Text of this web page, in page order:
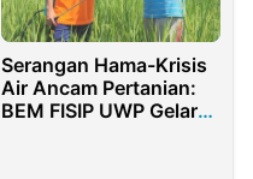
Serangan Hama-Krisis
Air Ancam Pertanian:
BEM FISIP UWP Gelar